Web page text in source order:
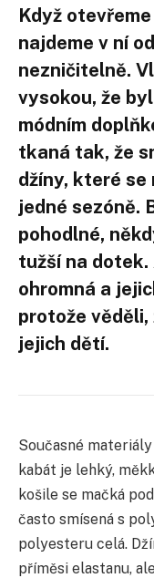
Když
najdeme v ní
nezničitelně.
vysokou, že
módním
tkaná tak, že
džíny, které se
jedné sezóně.
pohodlné,
tužší na
ohromná a
protože
jejich dětí.
Současné
kabát je lehký,
košile se mačká
často smísená s
polyesteru celá.
příměsi elastanu,